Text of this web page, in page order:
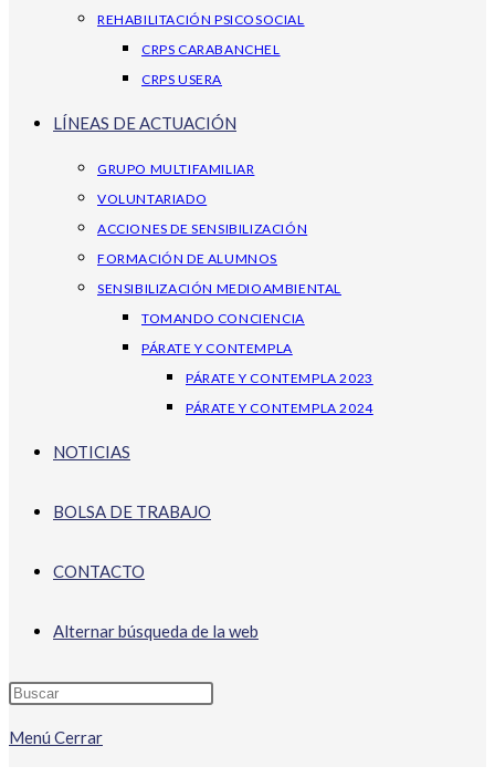
REHABILITACIÓN PSICOSOCIAL
CRPS CARABANCHEL
CRPS USERA
LÍNEAS DE ACTUACIÓN
GRUPO MULTIFAMILIAR
VOLUNTARIADO
ACCIONES DE SENSIBILIZACIÓN
FORMACIÓN DE ALUMNOS
SENSIBILIZACIÓN MEDIOAMBIENTAL
TOMANDO CONCIENCIA
PÁRATE Y CONTEMPLA
PÁRATE Y CONTEMPLA 2023
PÁRATE Y CONTEMPLA 2024
NOTICIAS
BOLSA DE TRABAJO
CONTACTO
Alternar búsqueda de la web
Menú Cerrar